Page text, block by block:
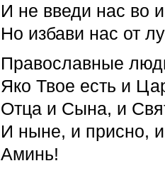
И не введи нас во
Но избави нас от
Православные
Яко Твое есть и
Отца и Сына, и
И ныне, и присно,
Аминь!